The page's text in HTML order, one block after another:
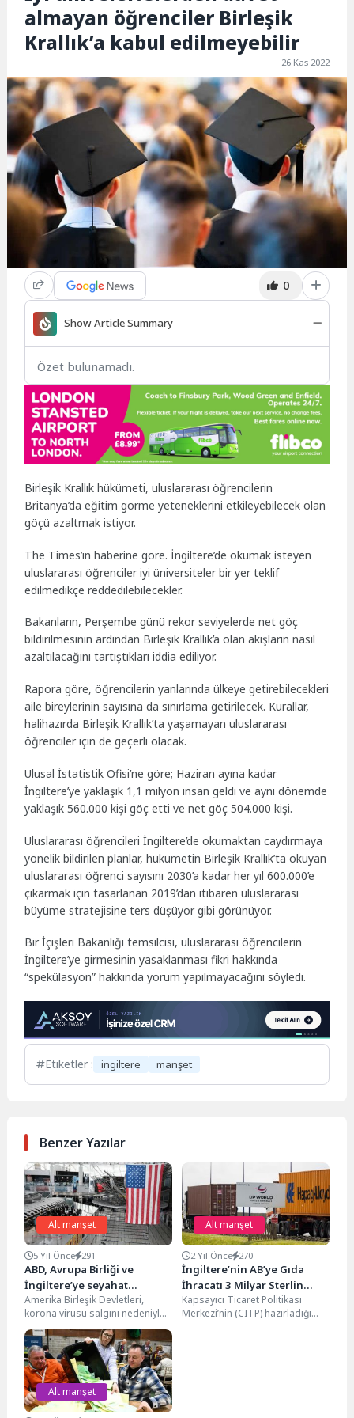
almayan öğrenciler Birleşik
Krallık’a kabul edilmeyebilir
26 Kas 2022
0
Show Article Summary
Özet bulunamadı.
Birleşik Krallık hükümeti, uluslararası öğrencilerin
Britanya’da eğitim görme yeteneklerini etkileyebilecek olan
göçü azaltmak istiyor.
The Times’ın haberine göre. İngiltere’de okumak isteyen
uluslararası öğrenciler iyi üniversiteler bir yer teklif
edilmedikçe reddedilebilecekler.
Bakanların, Perşembe günü rekor seviyelerde net göç
bildirilmesinin ardından Birleşik Krallık’a olan akışların nasıl
azaltılacağını tartıştıkları iddia ediliyor.
Rapora göre, öğrencilerin yanlarında ülkeye getirebilecekleri
aile bireylerinin sayısına da sınırlama getirilecek. Kurallar,
halihazırda Birleşik Krallık’ta yaşamayan uluslararası
öğrenciler için de geçerli olacak.
Ulusal İstatistik Ofisi’ne göre; Haziran ayına kadar
İngiltere’ye yaklaşık 1,1 milyon insan geldi ve aynı dönemde
yaklaşık 560.000 kişi göç etti ve net göç 504.000 kişi.
Uluslararası öğrencileri İngiltere’de okumaktan caydırmaya
yönelik bildirilen planlar, hükümetin Birleşik Krallık’ta okuyan
uluslararası öğrenci sayısını 2030’a kadar her yıl 600.000’e
çıkarmak için tasarlanan 2019’dan itibaren uluslararası
büyüme stratejisine ters düşüyor gibi görünüyor.
Bir İçişleri Bakanlığı temsilcisi, uluslararası öğrencilerin
İngiltere’ye girmesinin yasaklanması fikri hakkında
“spekülasyon” hakkında yorum yapılmayacağını söyledi.
Etiketler : ingiltere manşet
Benzer Yazılar
Alt manşet
5 Yıl Önce 291
ABD, Avrupa Birliği ve
İngiltere’ye seyahat
kısıtlamalarını kaldırıyor
Amerika Birleşik Devletleri,
korona virüsü salgını nedeniyle
18 ay önce Avrupa Birliği (AB) ve
İngiltere'den...
Alt manşet
2 Yıl Önce 270
İngiltere’nin AB’ye Gıda
İhracatı 3 Milyar Sterlin
Azaldı
Kapsayıcı Ticaret Politikası
Merkezi’nin (CITP) hazırladığı
Alt manşet